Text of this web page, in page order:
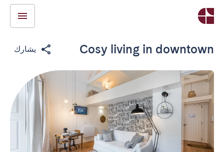
Cosy living in downtown يشارك